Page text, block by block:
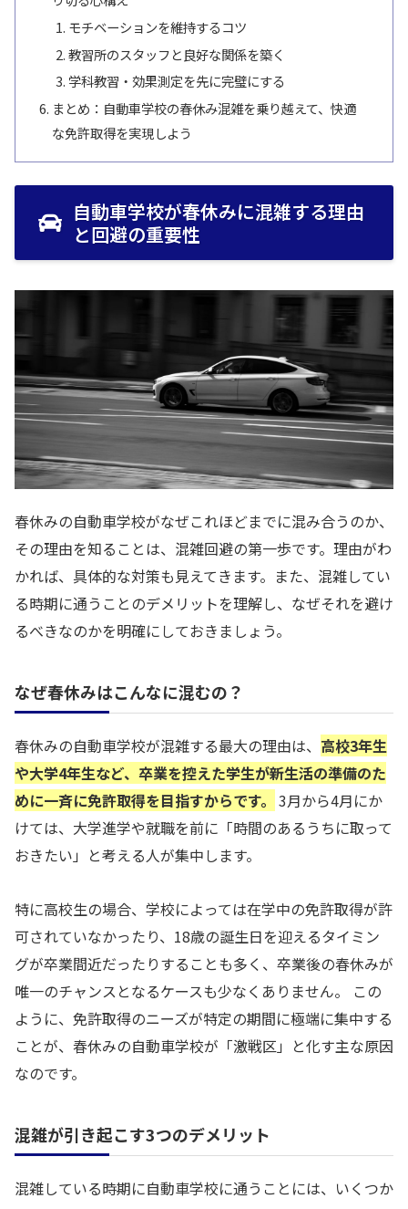
モチベーションを維持するコツ
教習所のスタッフと良好な関係を築く
学科教習・効果測定を先に完璧にする
まとめ：自動車学校の春休み混雑を乗り越えて、快適
な免許取得を実現しよう
自動車学校が春休みに混雑する理由
と回避の重要性
春休みの自動車学校がなぜこれほどまでに混み合うのか、
その理由を知ることは、混雑回避の第一歩です。理由がわ
かれば、具体的な対策も見えてきます。また、混雑してい
る時期に通うことのデメリットを理解し、なぜそれを避け
るべきなのかを明確にしておきましょう。
なぜ春休みはこんなに混むの？
春休みの自動車学校が混雑する最大の理由は、 高校3年生
や大学4年生など、卒業を控えた学生が新生活の準備のた
めに一斉に免許取得を目指すからです。 3月から4月にか
けては、大学進学や就職を前に「時間のあるうちに取って
おきたい」と考える人が集中します。
特に高校生の場合、学校によっては在学中の免許取得が許
可されていなかったり、18歳の誕生日を迎えるタイミン
グが卒業間近だったりすることも多く、卒業後の春休みが
唯一のチャンスとなるケースも少なくありません。 この
ように、免許取得のニーズが特定の期間に極端に集中する
ことが、春休みの自動車学校が「激戦区」と化す主な原因
なのです。
混雑が引き起こす3つのデメリット
混雑している時期に自動車学校に通うことには、いくつか